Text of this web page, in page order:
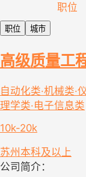
职位
职位 城市
高级质量工
自动化类·机械类·
理学类·电子信息类
10k-20k
苏州 本科及以上
公司简介：